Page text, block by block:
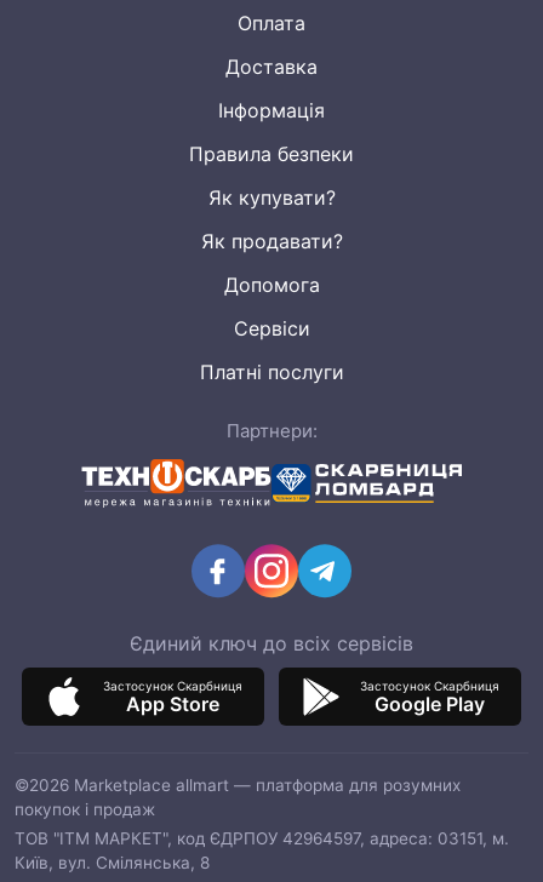
Оплата
Доставка
Інформація
Правила безпеки
Як купувати?
Як продавати?
Допомога
Сервіси
Платні послуги
Партнери:
Єдиний ключ до всіх сервісів
Застосунок Скарбниця
App Store
Застосунок Скарбниця
Google Play
©2026 Marketplace allmart — платформа для розумних
покупок і продаж
ТОВ "ІТМ МАРКЕТ", код ЄДРПОУ 42964597, адреса: 03151, м.
Київ, вул. Смілянська, 8